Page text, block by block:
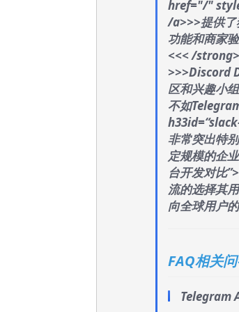
href="/"
/a>>>提供了
功能和商家
<<< /
>>>Discord
区和兴趣小
不如
非常突出特
定规模的企
台开发对比
流的选择其
向全球用户
FAQ相关
Telegram